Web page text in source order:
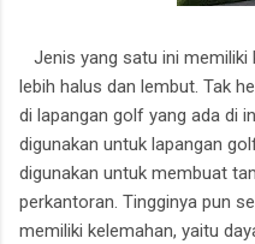
Jenis yang satu ini
lebih halus dan lembut. Tak
di lapangan golf yang ada di
digunakan untuk lapangan
digunakan untuk membuat
perkantoran. Tingginya pun
memiliki kelemahan, yaitu